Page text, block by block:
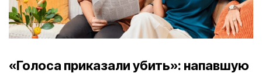
«Голоса приказали убить»: напавшую